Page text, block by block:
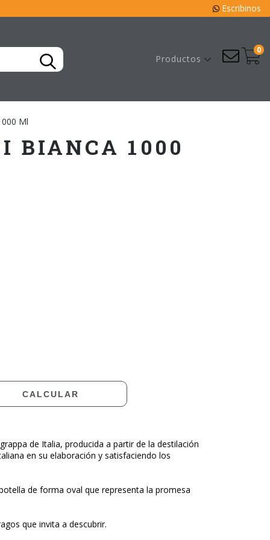
Escribinos
Productos
0
Ml
BIANCA 1000
CALCULAR
de Italia, producida a partir de la destilación
en su elaboración y satisfaciendo los
de forma oval que representa la promesa
que invita a descubrir.